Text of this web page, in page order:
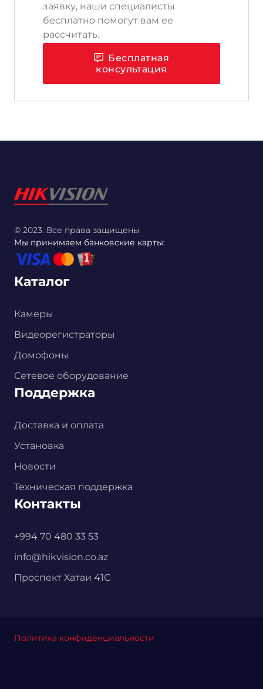
заявку, наши специалисты
бесплатно помогут вам ее
рассчитать.
Бесплатная
консультация
© 2023. Все права защищены
Мы принимаем банковские карты:
Каталог
Камеры
Видеорегистраторы
Домофоны
Сетевое оборудование
Поддержка
Доставка и оплата
Установка
Новости
Техническая поддержка
Контакты
+994 70 480 33 53
info@hikvision.co.az
Проспект Хатаи 41С
Политика конфиденциальности